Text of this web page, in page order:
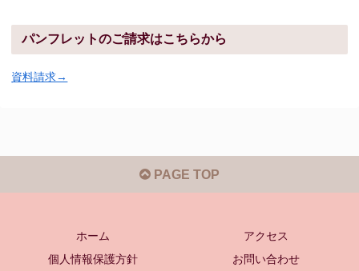
パンフレットのご請求はこちらから
資料請求→
PAGE TOP
ホーム
アクセス
個人情報保護方針
お問い合わせ